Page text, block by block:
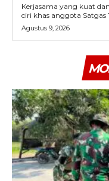
Kerjasama yang kuat
ciri khas anggota Satgas
Agustus 9, 2026